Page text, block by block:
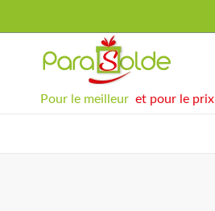
Pour le meilleur et pour le prix